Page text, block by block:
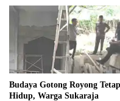
Budaya Gotong Royong Tetap
Hidup, Warga Sukaraja